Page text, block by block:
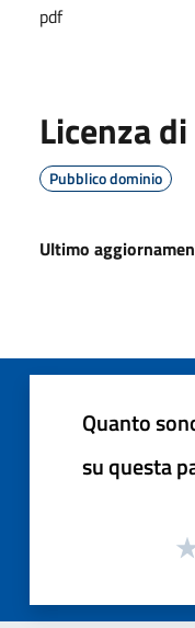
pdf
Licenza
Pubblico dominio
Ultimo
Quanto
su questa